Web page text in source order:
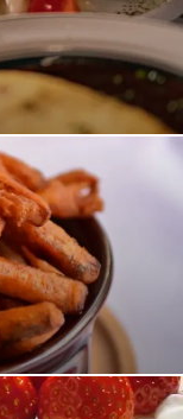
完全個室は女子
空間でゆったりと
い！旬野菜や直送
です！3時間飲み放
日・誕生日会は当
さい！！ 前菜、メ